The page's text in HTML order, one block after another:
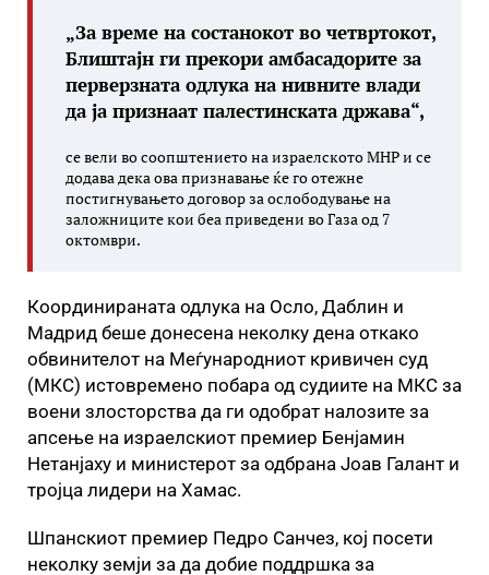
„За време на состанокот во четвртокот,
Блиштајн ги прекори амбасадорите за
перверзната одлука на нивните влади
да ја признаат палестинската држава“,
се вели во соопштението на израелското МНР и се
додава дека ова признавање ќе го отежне
постигнувањето договор за ослободување на
заложниците кои беа приведени во Газа од 7
октомври.
Координираната одлука на Осло, Даблин и
Мадрид беше донесена неколку дена откако
обвинителот на Меѓународниот кривичен суд
(МКС) истовремено побара од судиите на МКС за
воени злосторства да ги одобрат налозите за
апсење на израелскиот премиер Бенјамин
Нетанјаху и министерот за одбрана Јоав Галант и
тројца лидери на Хамас.
Шпанскиот премиер Педро Санчез, кој посети
неколку земји за да добие поддршка за